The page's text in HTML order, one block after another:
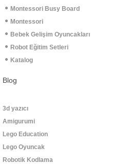
Montessori Busy Board
Montessori
Bebek Gelişim Oyuncakları
Robot Eğitim Setleri
Katalog
Blog
3d yazıcı
Amigurumi
Lego Education
Lego Oyuncak
Robotik Kodlama